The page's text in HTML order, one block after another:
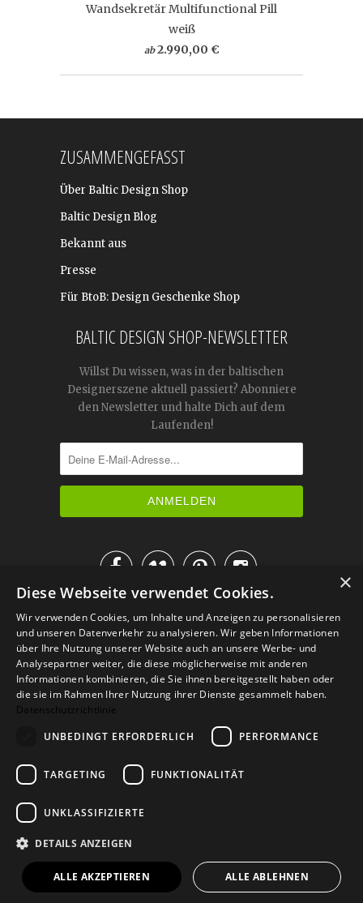
Wandsekretär Multifunctional Pill
weiß
ab 2.990,00 €
ZUSAMMENGEFASST
Über Baltic Design Shop
Baltic Design Blog
Bekannt aus
Presse
Für BtoB: Design Geschenke Shop
BALTIC DESIGN SHOP-NEWSLETTER
Willst Du wissen, was in der baltischen
Designerszene aktuell passiert? Abonniere
den Newsletter und halte Dich auf dem
Laufenden!

IM KATALOG BLÄTTERN
Versand Zahlarten
Retoure
Widerrufsformular
© 2026Baltic Design Shop. Baltic Design Shop
×
Diese Webseite verwendet Cookies.
Wir verwenden Cookies, um Inhalte und Anzeigen zu personalisieren
und unseren Datenverkehr zu analysieren. Wir geben Informationen
über Ihre Nutzung unserer Website auch an unsere Werbe- und
Analysepartner weiter, die diese möglicherweise mit anderen
Informationen kombinieren, die Sie ihnen bereitgestellt haben oder
die sie im Rahmen Ihrer Nutzung ihrer Dienste gesammelt haben.
Datenschutzrichtlinie
UNBEDINGT ERFORDERLICH
PERFORMANCE
TARGETING FUNKTIONALITÄT
UNKLASSIFIZIERTE
DETAILS ANZEIGEN
ALLE AKZEPTIEREN ALLE ABLEHNEN